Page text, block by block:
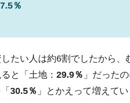
7.5％
たい人は約6割でしたから
と「土地： 29.9％ 」だった
30.5％ 」とかえって増えてい